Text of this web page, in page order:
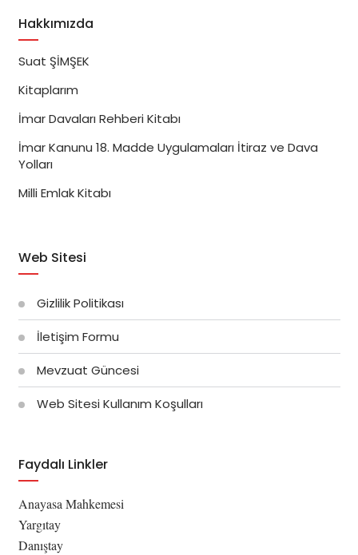
Hakkımızda
Suat ŞİMŞEK
Kitaplarım
İmar Davaları Rehberi Kitabı
İmar Kanunu 18. Madde Uygulamaları İtiraz ve Dava
Yolları
Milli Emlak Kitabı
Web Sitesi
Gizlilik Politikası
İletişim Formu
Mevzuat Güncesi
Web Sitesi Kullanım Koşulları
Faydalı Linkler
Anayasa Mahkemesi
Yargıtay
Danıştay